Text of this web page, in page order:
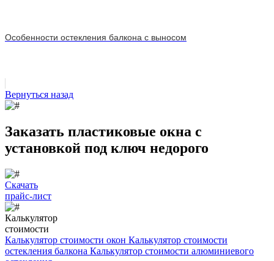
Особенности остекления балкона с выносом
Вернуться назад
Заказать пластиковые окна с
установкой под ключ недорого
Скачать
прайс-лист
Калькулятор
стоимости
Калькулятор стоимости окон Калькулятор стоимости
остекления балкона Калькулятор стоимости алюминиевого